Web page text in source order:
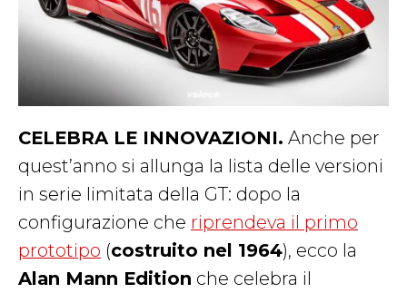
CELEBRA LE INNOVAZIONI. Anche per
quest’anno si allunga la lista delle versioni
in serie limitata della GT: dopo la
configurazione che riprendeva il primo
prototipo (costruito nel 1964), ecco la
Alan Mann Edition che celebra il